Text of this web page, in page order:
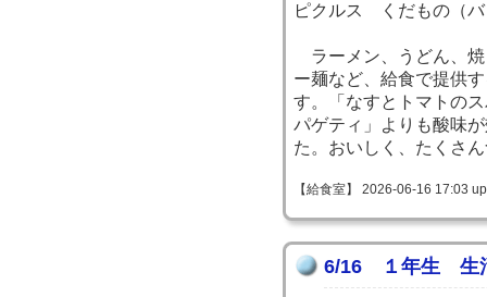
ピクルス くだもの（
ラーメン、うどん、焼
ー麺など、給食で提供
す。「なすとトマトの
パゲティ」よりも酸味
た。おいしく、たくさ
【給食室】 2026-06-16 17:03
6/16 １年生 生